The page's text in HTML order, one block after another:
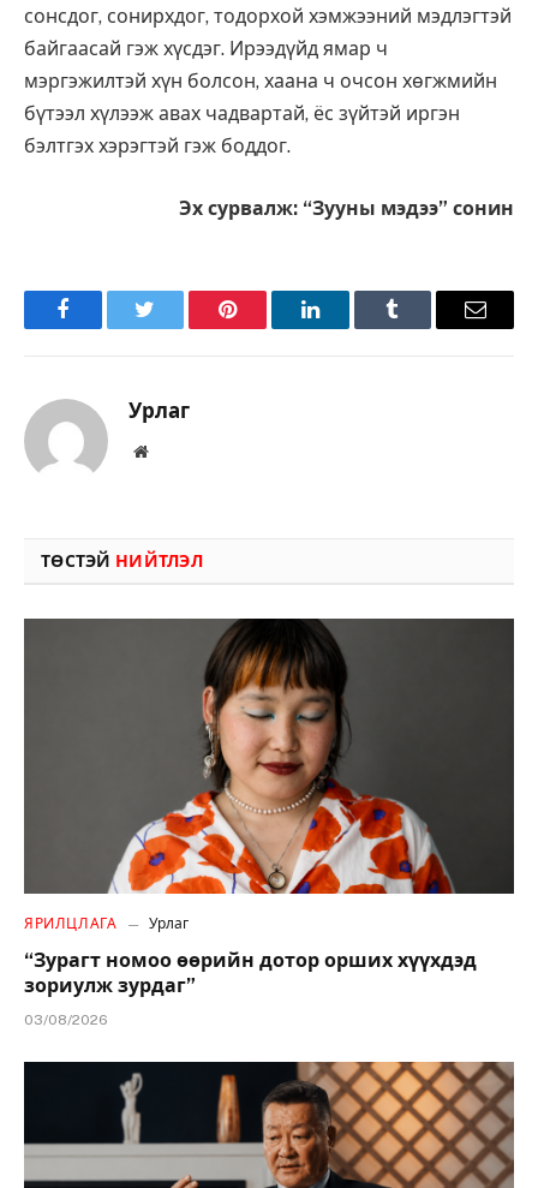
сонсдог, сонирхдог, тодорхой хэмжээний мэдлэгтэй
байгаасай гэж хүсдэг. Ирээдүйд ямар ч
мэргэжилтэй хүн болсон, хаана ч очсон хөгжмийн
бүтээл хүлээж авах чадвартай, ёс зүйтэй иргэн
бэлтгэх хэрэгтэй гэж боддог.
Эх сурвалж: “Зууны мэдээ” сонин
FacebookTwitter Pinterest LinkedInTumblr Имэйл
Урлаг
Вэбсайт
ТӨСТЭЙ НИЙТЛЭЛ
ЯРИЛЦЛАГА Урлаг
“Зурагт номоо өөрийн дотор орших хүүхдэд
зориулж зурдаг”
03/08/2026